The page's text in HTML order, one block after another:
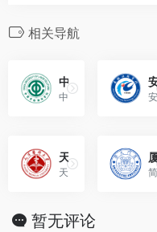
相关导航
中国劳动关系学院（China University of Labor Relations）
中国劳动关系学院，是由中华全国总工会和教育部共建，直属于中华全国总工会的全日制普通高等本科院校。
天津医科大学（Tianjin Medical University）
天津医科大学是国家卫生健康委员会和教育部共建高校，是国家“双一流”建设高校、 国家“211工程”重点建设院校。
暂无评论